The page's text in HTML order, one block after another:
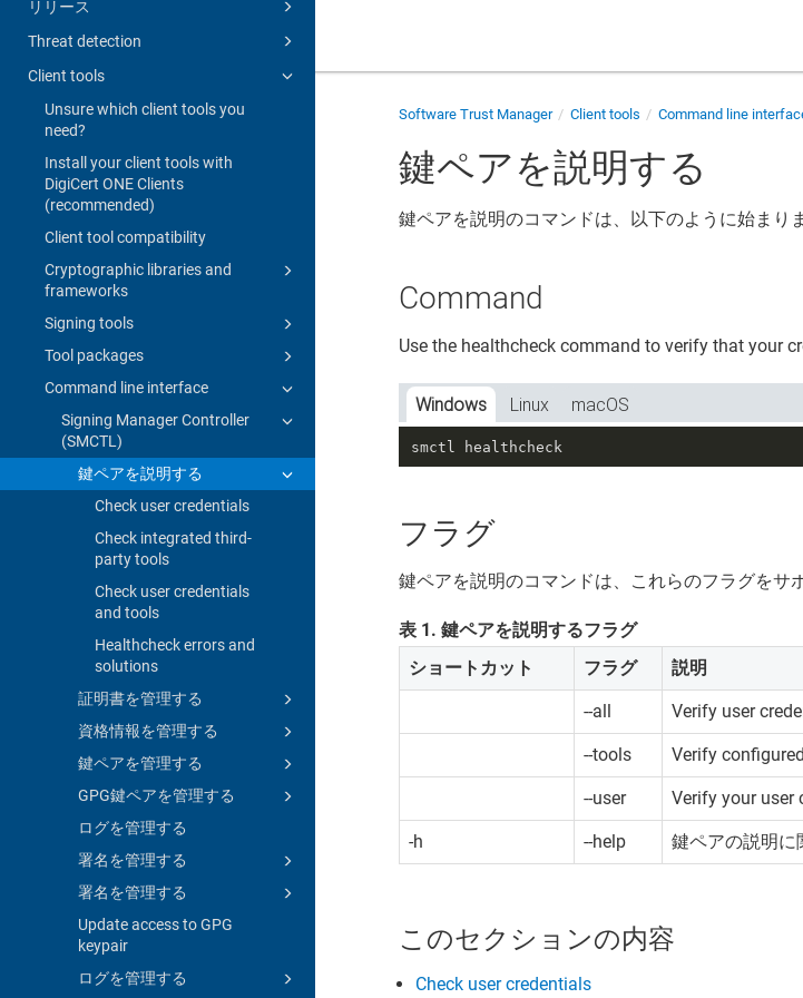
リリース
Threat detection
Client tools
Unsure which client tools you
need?
Install your client tools with
DigiCert ONE Clients
(recommended)
Client tool compatibility
Cryptographic libraries and
frameworks
Signing tools
Tool packages
Command line interface
Signing Manager Controller
(SMCTL)
鍵ペアを説明する
Check user credentials
Check integrated third-
party tools
Check user credentials
and tools
Healthcheck errors and
solutions
証明書を管理する
資格情報を管理する
鍵ペアを管理する
GPG鍵ペアを管理する
ログを管理する
署名を管理する
署名を管理する
Update access to GPG
keypair
ログを管理する
Software Trust Manager Client tools Command line
鍵ペアを説明する
鍵ペアを説明のコマンドは、以下のように始まり
Command
Use the healthcheck command to verify that your
Windows Linux macOS
smctl healthcheck
フラグ
鍵ペアを説明のコマンドは、これらのフラグをサ
表 1.鍵ペアを説明するフラグ
ショートカット
フラグ 説明
--all Verify user
--tools Verify
--user Verify your user
-h --help 鍵ペアの説明に
このセクションの内容
Check user credentials